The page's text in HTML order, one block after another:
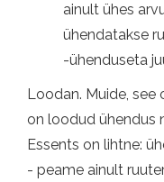
ainult ühes
ühendatakse
-ühenduseta
Loodan. Muide, see
on loodud ühendus
Essents on lihtne:
- peame ainult